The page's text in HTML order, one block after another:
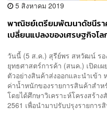
5 สิงหาคม 2019
พาณิชย์เตรียมพัฒนาดัชนีรา
เปลี่ยนแปลงของเศรษฐกิจโล
วันนี้ (5 ส.ค.) สุรีย์พร สหวัฒน์ รอ
ยุทธศาสตร์การค้า (สนค.) เปิดเ
ตัวอย่างสินค้าส่งออกและนำเข้า
ค่าน้ำหนักของรายการสินค้าสำ
โดยได้ศึกษาวิเคราะห์โครงสร้า
2561 เพื่อนำมาปรับปรุงรายการ